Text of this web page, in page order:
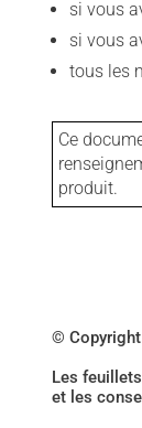
si vous
si vous
tous les
Ce
produit.
©
Les
et les